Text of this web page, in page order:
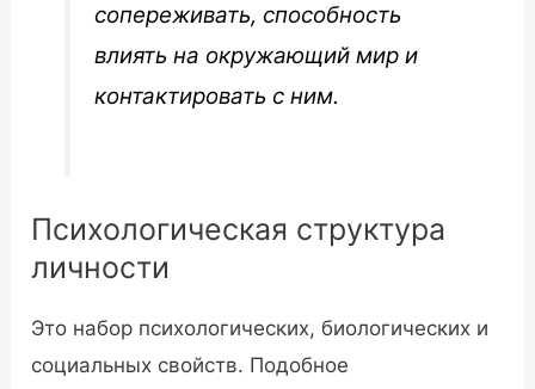
сопереживать, способность
влиять на окружающий мир и
контактировать с ним.
Психологическая структура
личности
Это набор психологических, биологических и
социальных свойств. Подобное